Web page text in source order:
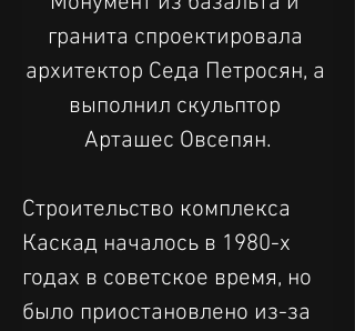
гранита спроектировала
архитектор Седа Петросян, а
выполнил скульптор
Арташес Овсепян.
Строительство комплекса
Каскад началось в 1980-х
годах в советское время, но
было приостановлено из-за